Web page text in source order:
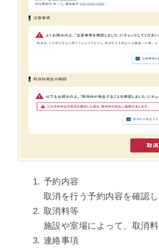
予約内容
取消を行う予約内容を確認し
取消料等
施設や室場によって、取消
連絡事項